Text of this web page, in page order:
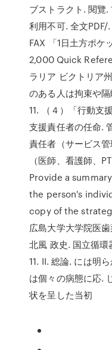
ブストラクト. 閱覽
利用不可. 全文PDF/
FAX 「1日土方ポケ
2,000 Quick
ラリア ビクトリア
のある人は拘束や
11. （４）「行動支
支援責任者の任命.
責任者（サービス
（医師、看護師、
Provide a
the person's
copy of the
広島大学大学院医
北風 政史. 国立循
11. II. 総論. には明
は個々の病態に応.
状を呈した当初